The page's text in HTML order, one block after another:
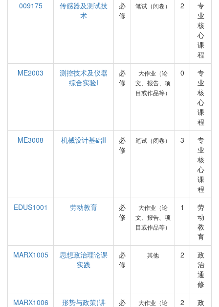
009175
传感器及测试技
术
必
修
笔试（闭卷） 2
专
业
核
心
课
程
ME2003
测控技术及仪器
综合实验I
必
修
大作业（论
文、报告、项
目或作品等）
0
专
业
核
心
课
程
ME3008
机械设计基础II
必
修
笔试（闭卷） 3
专
业
核
心
课
程
EDUS1001
劳动教育
必
修
大作业（论
文、报告、项
目或作品等）
1
劳
动
教
育
MARX1005
思想政治理论课
实践
必
修
其他 2
政
治
通
修
MARX1006
形势与政策(讲
必
大作业（论
2
政